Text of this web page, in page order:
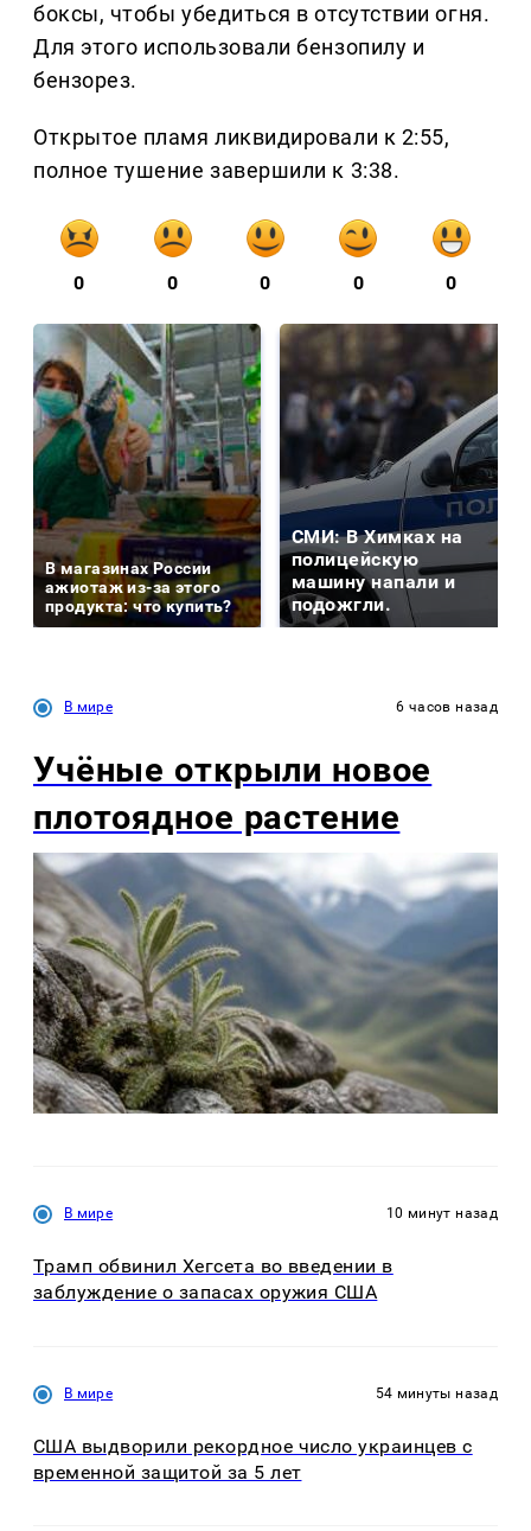
боксы, чтобы убедиться в отсутствии огня.
Для этого использовали бензопилу и
бензорез.
Открытое пламя ликвидировали к 2:55,
полное тушение завершили к 3:38.
0 0 0 0 0
В магазинах России
ажиотаж из-за этого
продукта: что купить?
СМИ: В Химках на
полицейскую
машину напали и
подожгли.
В мире 6 часов назад
Учёные открыли новое
плотоядное растение
В мире 10 минут назад
Трамп обвинил Хегсета во введении в
заблуждение о запасах оружия США
В мире 54 минуты назад
США выдворили рекордное число украинцев с
временной защитой за 5 лет